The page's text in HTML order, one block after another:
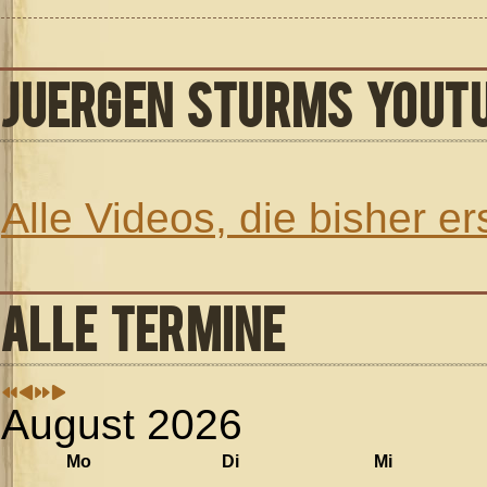
JUERGEN STURMS
Alle Videos, die bisher
ALLE TERMINE
August 2026
Mo Di Mi